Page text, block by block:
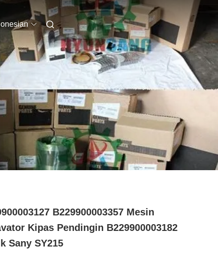
B229900003357 Mesin
Kipas Pendingin B229900003182
Sany SY215